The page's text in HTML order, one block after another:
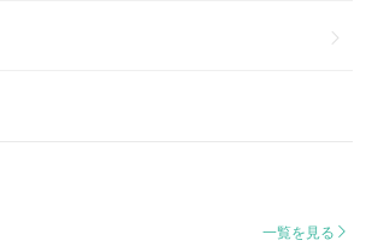
一覧を見る